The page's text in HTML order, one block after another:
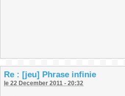
Re : [jeu] Phrase infinie
le 22 December 2011 - 20:32